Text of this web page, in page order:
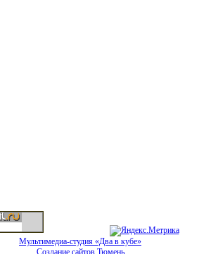
Мультимедиа-студия «Два в кубе»